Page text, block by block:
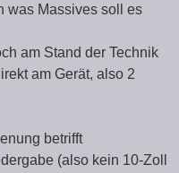
was Massives soll es
am Stand der Technik
am Gerät, also 2
betrifft
(also kein 10-Zoll